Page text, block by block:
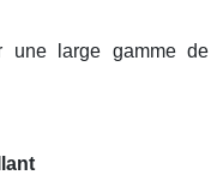
une large gamme de